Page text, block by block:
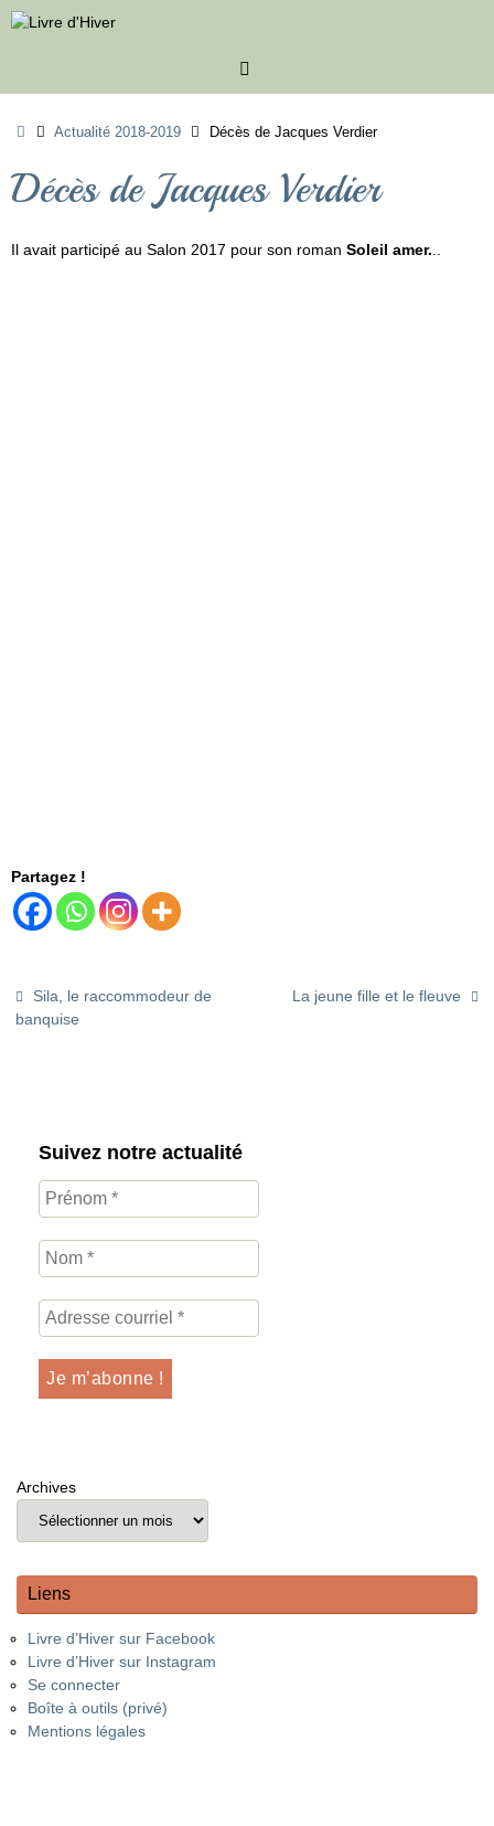
Passer
au
Accueil
Actualité 2018-2019 Décès de Jacques Verdier
Décès de Jacques Verdier
Il avait participé au Salon 2017 pour son roman Soleil amer.
Partagez !
Sila, le raccommodeur de
banquise
La jeune fille et le fleuve
Suivez notre actualité
Archives
Liens
Livre d’Hiver sur Facebook
Livre d’Hiver sur Instagram
Se connecter
Boîte à outils (privé)
Mentions légales